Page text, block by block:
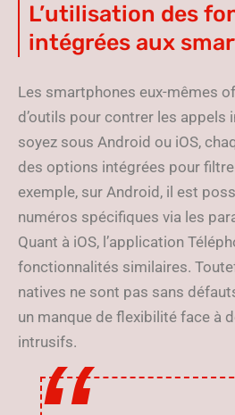
L’utilisation des
intégrées aux
Les smartphones eux-mêmes
d’outils pour contrer les appels
soyez sous Android ou iOS,
des options intégrées pour
exemple, sur Android, il est
numéros spécifiques via les
Quant à iOS, l’application
fonctionnalités similaires.
natives ne sont pas sans
un manque de flexibilité face à
intrusifs.